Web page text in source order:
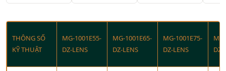
THÔNG SỐ
KỸ THUẬT
MG-1001E55-
DZ-LENS
MG-1001E65-
DZ-LENS
MG-1001E75-
DZ-LENS
DZ-